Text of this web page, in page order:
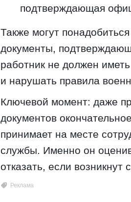
подтверждающая
Также могут
документы,
работник не должен
и нарушать правила
Ключевой момент: даже
документов
принимает на месте
службы. Именно он
отказать, если возникнут